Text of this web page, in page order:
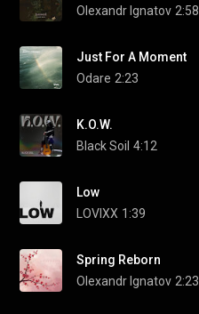
Olexandr Ignatov 2:58
Just For A Moment
Odare 2:23
K.O.W.
Black Soil 4:12
Low
LOVIXX 1:39
Spring Reborn
Olexandr Ignatov 2:23